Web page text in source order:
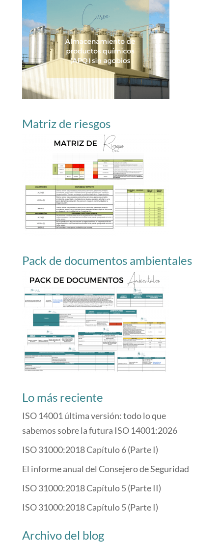
Matriz de riesgos
Pack de documentos ambientales
Lo más reciente
ISO 14001 última versión: todo lo que
sabemos sobre la futura ISO 14001:2026
ISO 31000:2018 Capítulo 6 (Parte I)
El informe anual del Consejero de Seguridad
ISO 31000:2018 Capítulo 5 (Parte II)
ISO 31000:2018 Capítulo 5 (Parte I)
Archivo del blog